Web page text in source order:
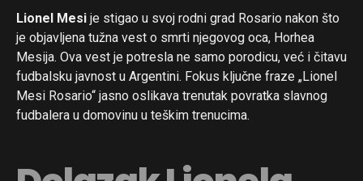
Lionel Mesi je stigao u svoj rodni grad Rosario nakon što
je objavljena tužna vest o smrti njegovog oca, Horhea
Mesija. Ova vest je potresla ne samo porodicu, već i čitavu
fudbalsku javnost u Argentini. Fokus ključne fraze „Lionel
Mesi Rosario“ jasno oslikava trenutak povratka slavnog
fudbalera u domovinu u teškim trenucima.